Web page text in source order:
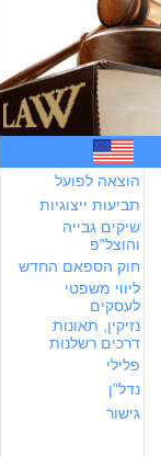
הוצאה לפועל
תביעות ייצוגיות
שיקים גבייה
והוצל"פ
חוק הספאם החדש
ליווי משפטי
לעסקים
נזיקין, תאונות
דרכים רשלנות
פלילי
נדל"ן
גישור